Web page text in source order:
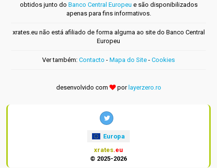
obtidos junto do Banco Central Europeu e são disponibilizados
apenas para fins informativos.
xrates.eu não está afiliado de forma alguma ao site do Banco Central
Europeu
Ver também: Contacto - Mapa do Site - Cookies
desenvolvido com por layerzero.ro
Europa
xrates.eu
© 2025-2026